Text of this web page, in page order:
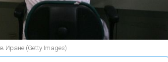
Иране (Getty Images)